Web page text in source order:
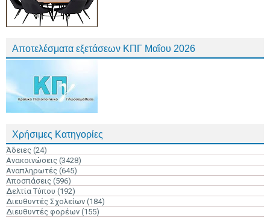
Αποτελέσματα εξετάσεων ΚΠΓ Μαΐου 2026
Χρήσιμες Κατηγορίες
Άδειες (24)
Ανακοινώσεις (3428)
Αναπληρωτές (645)
Αποσπάσεις (596)
Δελτία Τύπου (192)
Διευθυντές Σχολείων (184)
Διευθυντές φορέων (155)